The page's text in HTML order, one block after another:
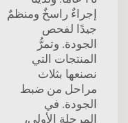
إجراءٌ راسخٌ ومنظمٌ
جيدًا لفحص
الجودة. وتمرُّ
المنتجات التي
نصنعها بثلاث
مراحل من ضبط
الجودة. في
المرحلة الأولى،